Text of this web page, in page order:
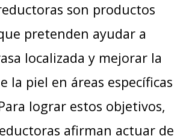
son productos
pretenden ayudar a
localizada y mejorar la
la piel en áreas específicas
lograr estos objetivos,
afirman actuar de